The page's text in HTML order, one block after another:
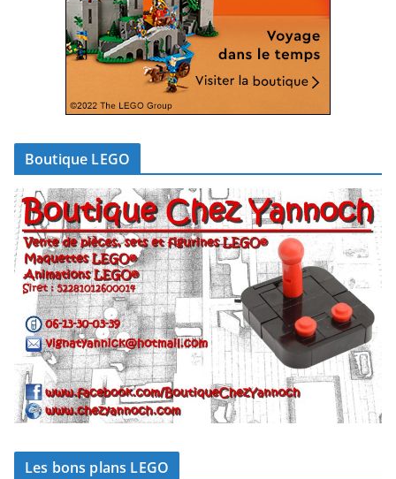
Boutique LEGO
Les bons plans LEGO